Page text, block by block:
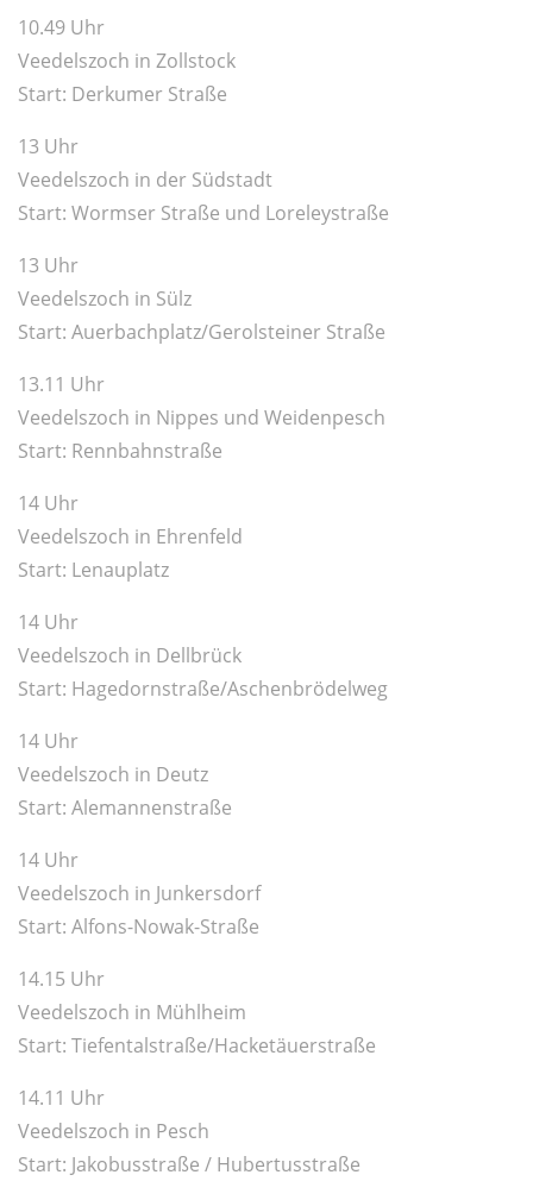
10.49 Uhr
Veedelszoch in Zollstock
Start: Derkumer Straße
13 Uhr
Veedelszoch in der Südstadt
Start: Wormser Straße und Loreleystraße
13 Uhr
Veedelszoch in Sülz
Start: Auerbachplatz/Gerolsteiner Straße
13.11 Uhr
Veedelszoch in Nippes und Weidenpesch
Start: Rennbahnstraße
14 Uhr
Veedelszoch in Ehrenfeld
Start: Lenauplatz
14 Uhr
Veedelszoch in Dellbrück
Start: Hagedornstraße/Aschenbrödelweg
14 Uhr
Veedelszoch in Deutz
Start: Alemannenstraße
14 Uhr
Veedelszoch in Junkersdorf
Start: Alfons-Nowak-Straße
14.15 Uhr
Veedelszoch in Mühlheim
Start: Tiefentalstraße/Hacketäuerstraße
14.11 Uhr
Veedelszoch in Pesch
Start: Jakobusstraße / Hubertusstraße